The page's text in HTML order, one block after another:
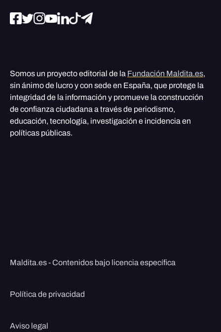
Somos un proyecto editorial de la Fundación Maldita.es,
sin ánimo de lucro y con sede en España, que protege la
integridad de la información y promueve la construcción
de confianza ciudadana a través de periodismo,
educación, tecnología, investigación e incidencia en
políticas públicas.
Maldita.es - Contenidos bajo licencia específica
Política de privacidad
Aviso legal